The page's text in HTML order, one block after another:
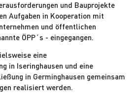
und Bauprojekte
Aufgaben in Kooperation mit
und öffentlichen
ÖPP´s - eingegangen.
eine
in Iseringhausen und eine
in Germinghausen gemeinsam
realisiert werden.